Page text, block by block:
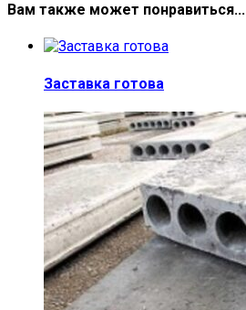
Вам также может понравиться...
Заставка готова